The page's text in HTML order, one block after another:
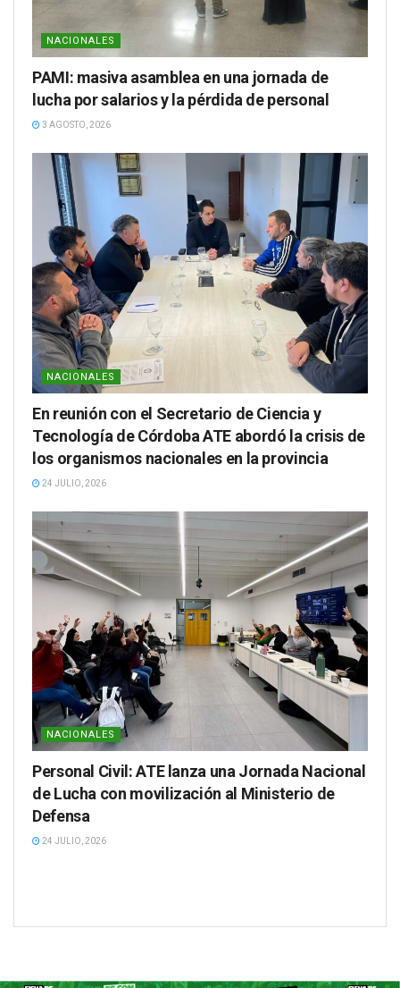
NACIONALES
PAMI: masiva asamblea en una jornada de
lucha por salarios y la pérdida de personal
3 AGOSTO, 2026
NACIONALES
En reunión con el Secretario de Ciencia y
Tecnología de Córdoba ATE abordó la crisis de
los organismos nacionales en la provincia
24 JULIO, 2026
NACIONALES
Personal Civil: ATE lanza una Jornada Nacional
de Lucha con movilización al Ministerio de
Defensa
24 JULIO, 2026